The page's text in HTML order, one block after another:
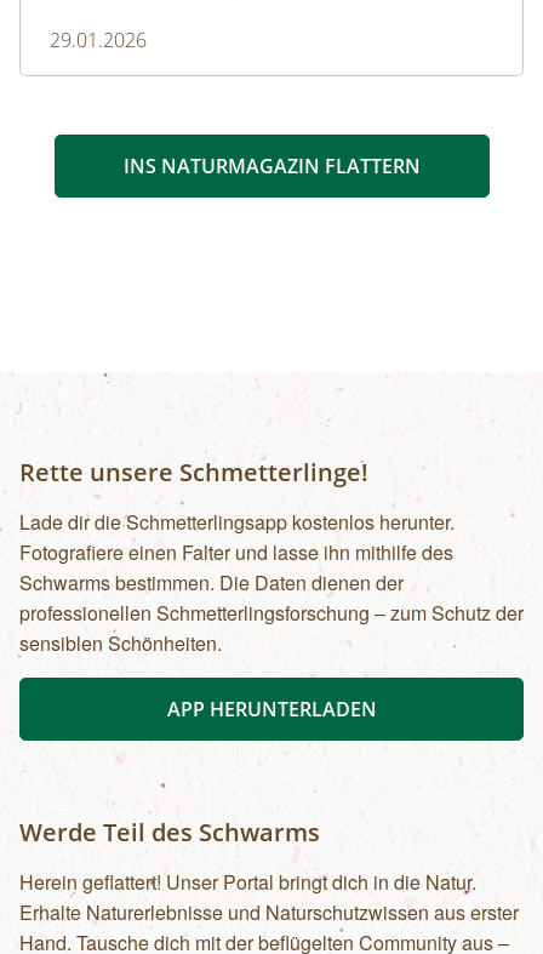
29.01.2026
INS NATURMAGAZIN FLATTERN
Rette unsere Schmetterlinge!
Lade dir die Schmetterlingsapp kostenlos herunter.
Fotografiere einen Falter und lasse ihn mithilfe des
Schwarms bestimmen. Die Daten dienen der
professionellen Schmetterlingsforschung – zum Schutz der
sensiblen Schönheiten.
APP HERUNTERLADEN
Werde Teil des Schwarms
Herein geflattert! Unser Portal bringt dich in die Natur.
Erhalte Naturerlebnisse und Naturschutzwissen aus erster
Hand. Tausche dich mit der beflügelten Community aus –